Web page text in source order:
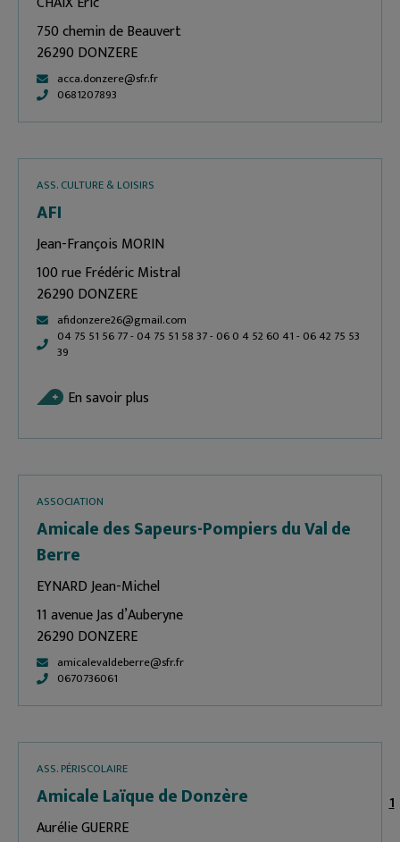
1
750 chemin de Beauvert
26290 DONZERE
acca.donzere@sfr.fr
0681207893
ASS. CULTURE & LOISIRS
AFI
Jean-François MORIN
100 rue Frédéric Mistral
26290 DONZERE
afidonzere26@gmail.com
04 75 51 56 77 - 04 75 51 58 37 - 06 0 4 52 60 41 - 06 42 75 53
39
En savoir plus
ASSOCIATION
Amicale des Sapeurs-Pompiers du Val de
Berre
EYNARD Jean-Michel
11 avenue Jas d’Auberyne
26290 DONZERE
amicalevaldeberre@sfr.fr
0670736061
ASS. PÉRISCOLAIRE
Amicale Laïque de Donzère
Aurélie GUERRE